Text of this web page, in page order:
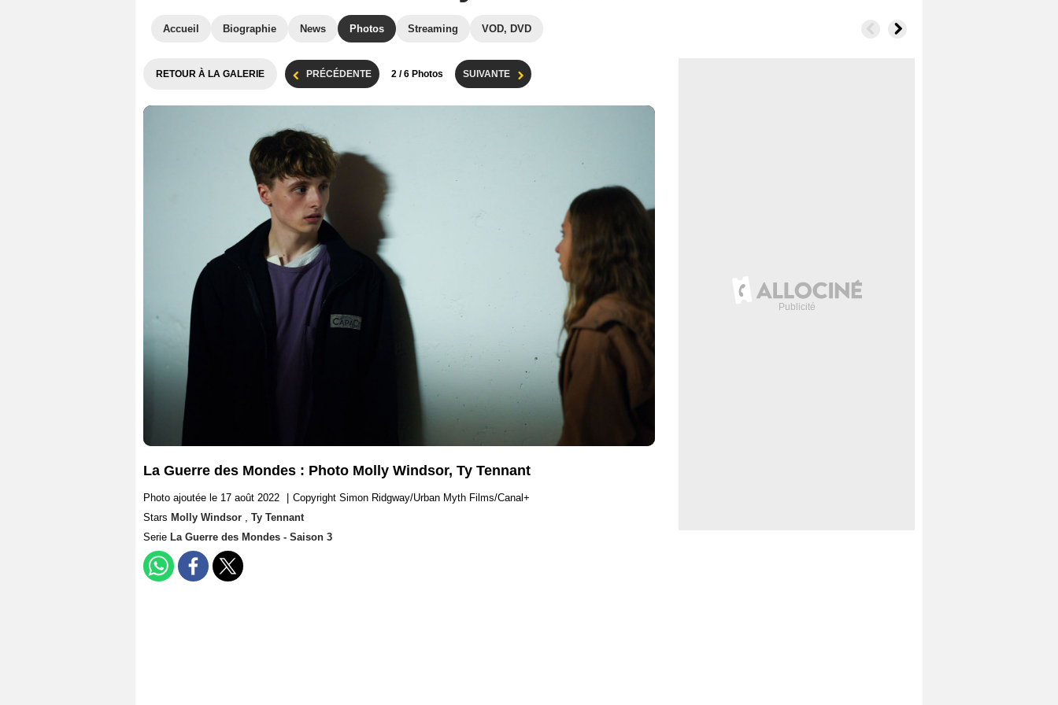
Accueil Biographie News Photos Streaming VOD, DVD
RETOUR À LA GALERIE PRÉCÉDENTE 2 / 6 Photos SUIVANTE
La Guerre des Mondes : Photo Molly Windsor, Ty Tennant
Photo ajoutée le 17 août 2022
Copyright Simon Ridgway/Urban Myth Films/Canal+
Stars Molly Windsor , Ty Tennant
Serie La Guerre des Mondes - Saison 3